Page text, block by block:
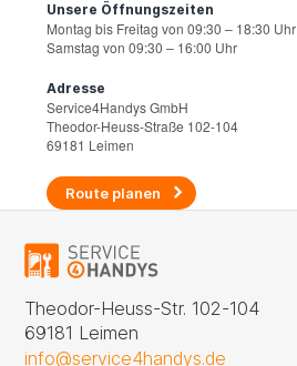
Unsere Öffnungszeiten
Montag bis Freitag von 09:30 – 18:30 Uhr
Samstag von 09:30 – 16:00 Uhr
Adresse
Service4Handys GmbH
Theodor-Heuss-Straße 102-104
69181 Leimen
Route planen
Theodor-Heuss-Str. 102-104
69181 Leimen
info@service4handys.de